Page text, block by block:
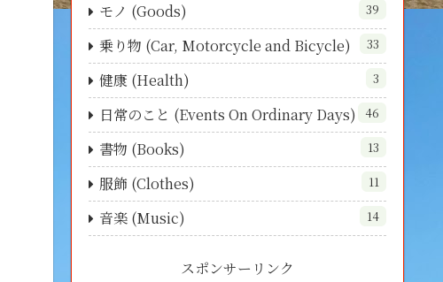
モノ (Goods) 39
乗り物 (Car, Motorcycle and Bicycle) 33
健康 (Health) 3
日常のこと (Events On Ordinary Days) 46
書物 (Books) 13
服飾 (Clothes) 11
音楽 (Music) 14
スポンサーリンク